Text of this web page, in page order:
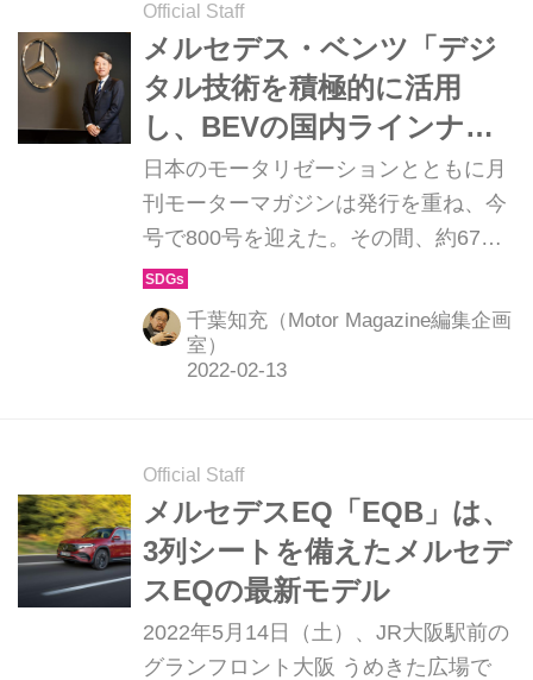
SUV「EQB」から。（前編）
Official Staff
メルセデス・ベンツ「デジ
タル技術を積極的に活用
し、BEVの国内ラインナッ
プ強化も」【創刊800号記念
インタビュー特集】
日本のモータリゼーションとともに月
刊モーターマガジンは発行を重ね、今
号で800号を迎えた。その間、約67
年。自動車業界は今、100年に1度とい
う大変革期を迎えている。そこで、こ
の特集では日本を代表するメーカーや
インポーターのキーマンにインタビュ
した。訊き手：Motor Magazine編集長
千葉知充（Motor Magazine2022年3月
号より）
千葉知充（Motor Magazine編集企画
室）
Official Staff
メルセデスEQ「EQB」は、
3列シートを備えたメルセデ
スEQの最新モデル
2022年5月14日（土）、JR大阪駅前の
グランフロント大阪 うめきた広場で